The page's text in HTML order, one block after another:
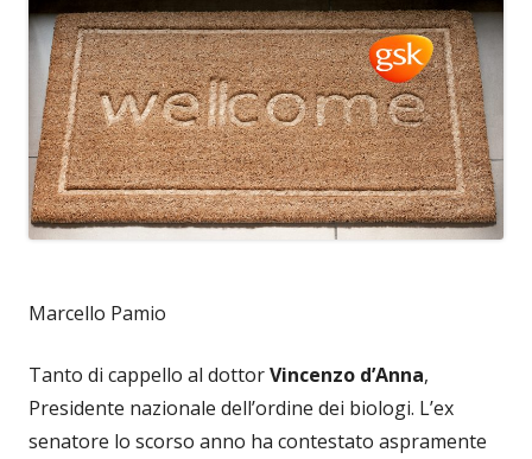
Marcello Pamio
Tanto di cappello al dottorVincenzo d’Anna,
Presidente nazionale dell’ordine dei biologi. L’ex
senatore lo scorso anno ha contestato aspramente